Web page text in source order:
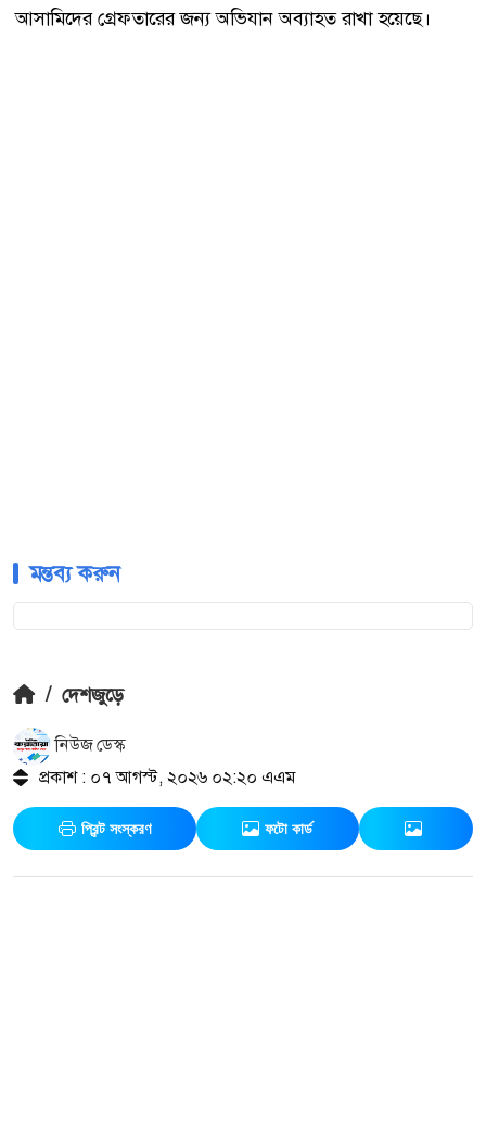
আসামিদের গ্রেফতারের জন্য অভিযান অব্যাহত রাখা হয়েছে।
মন্তব্য করুন
/ দেশজুড়ে
নিউজ ডেস্ক
প্রকাশ : ০৭ আগস্ট, ২০২৬ ০২:২০ এএম
প্রিন্ট সংস্করণ ফটো কার্ড